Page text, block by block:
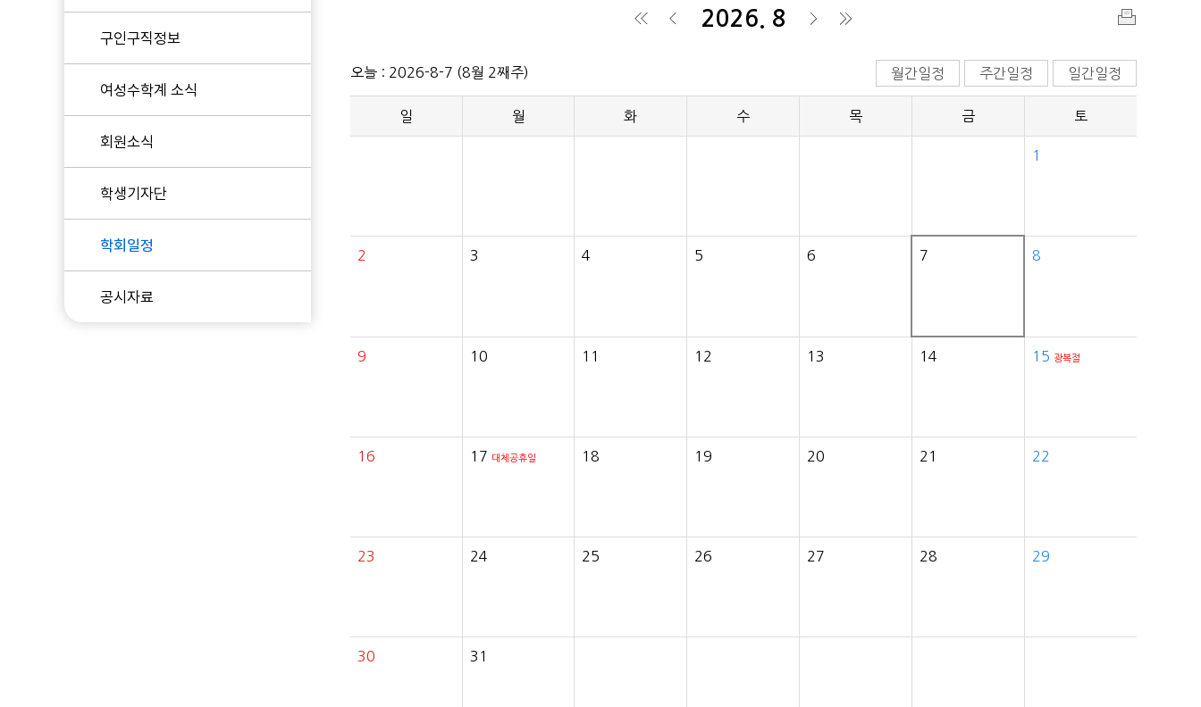
KWMS 후원
구인구직정보
여성수학계 소식
회원소식
학생기자단
학회일정
공시자료
2026. 8
월간일정 주간일정 일간일정
쇄
오늘 : 2026-8-7 (8월 2째주)
일 월 화 수 목 금 토
1
2 3 4 5 6 7 8
9 10 11 12 13 14 15 광복절
16 17 대체공휴일 18 19 20 21 22
23 24 25 26 27 28 29
30 31